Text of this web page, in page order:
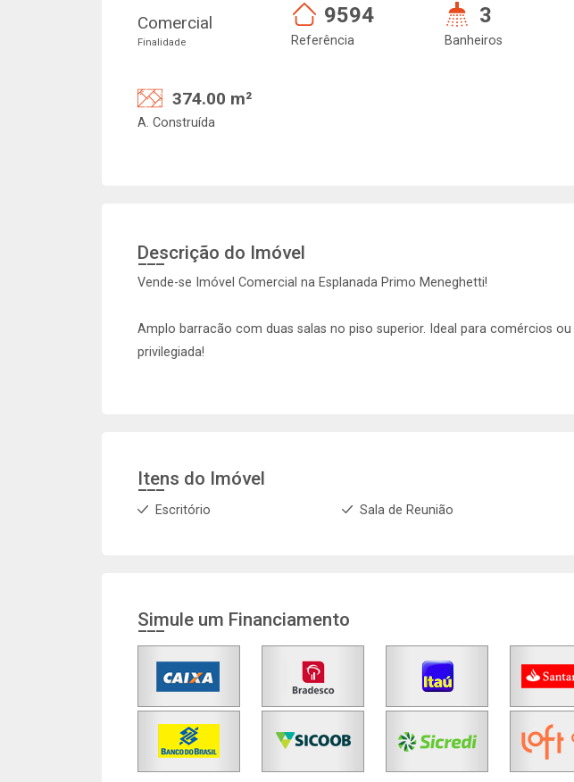
Comercial
Finalidade
9594
Referência
3
Banheiros
374.00 m²
A. Construída
Descrição do Imóvel
Vende-se Imóvel Comercial na Esplanada Primo Meneghetti!
Amplo barracão com duas salas no piso superior. Ideal para comércios
privilegiada!
Itens do Imóvel
Escritório Sala de Reunião
Simule um Financiamento